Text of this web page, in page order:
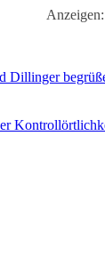
Anzeigen:
Dillinger